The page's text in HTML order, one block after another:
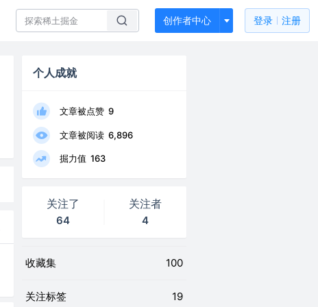
创作者中心 登录 注册
个人成就
文章被点赞 9
文章被阅读 6,896
掘力值 163
关注了
64
关注者
4
收藏集 100
关注标签 19